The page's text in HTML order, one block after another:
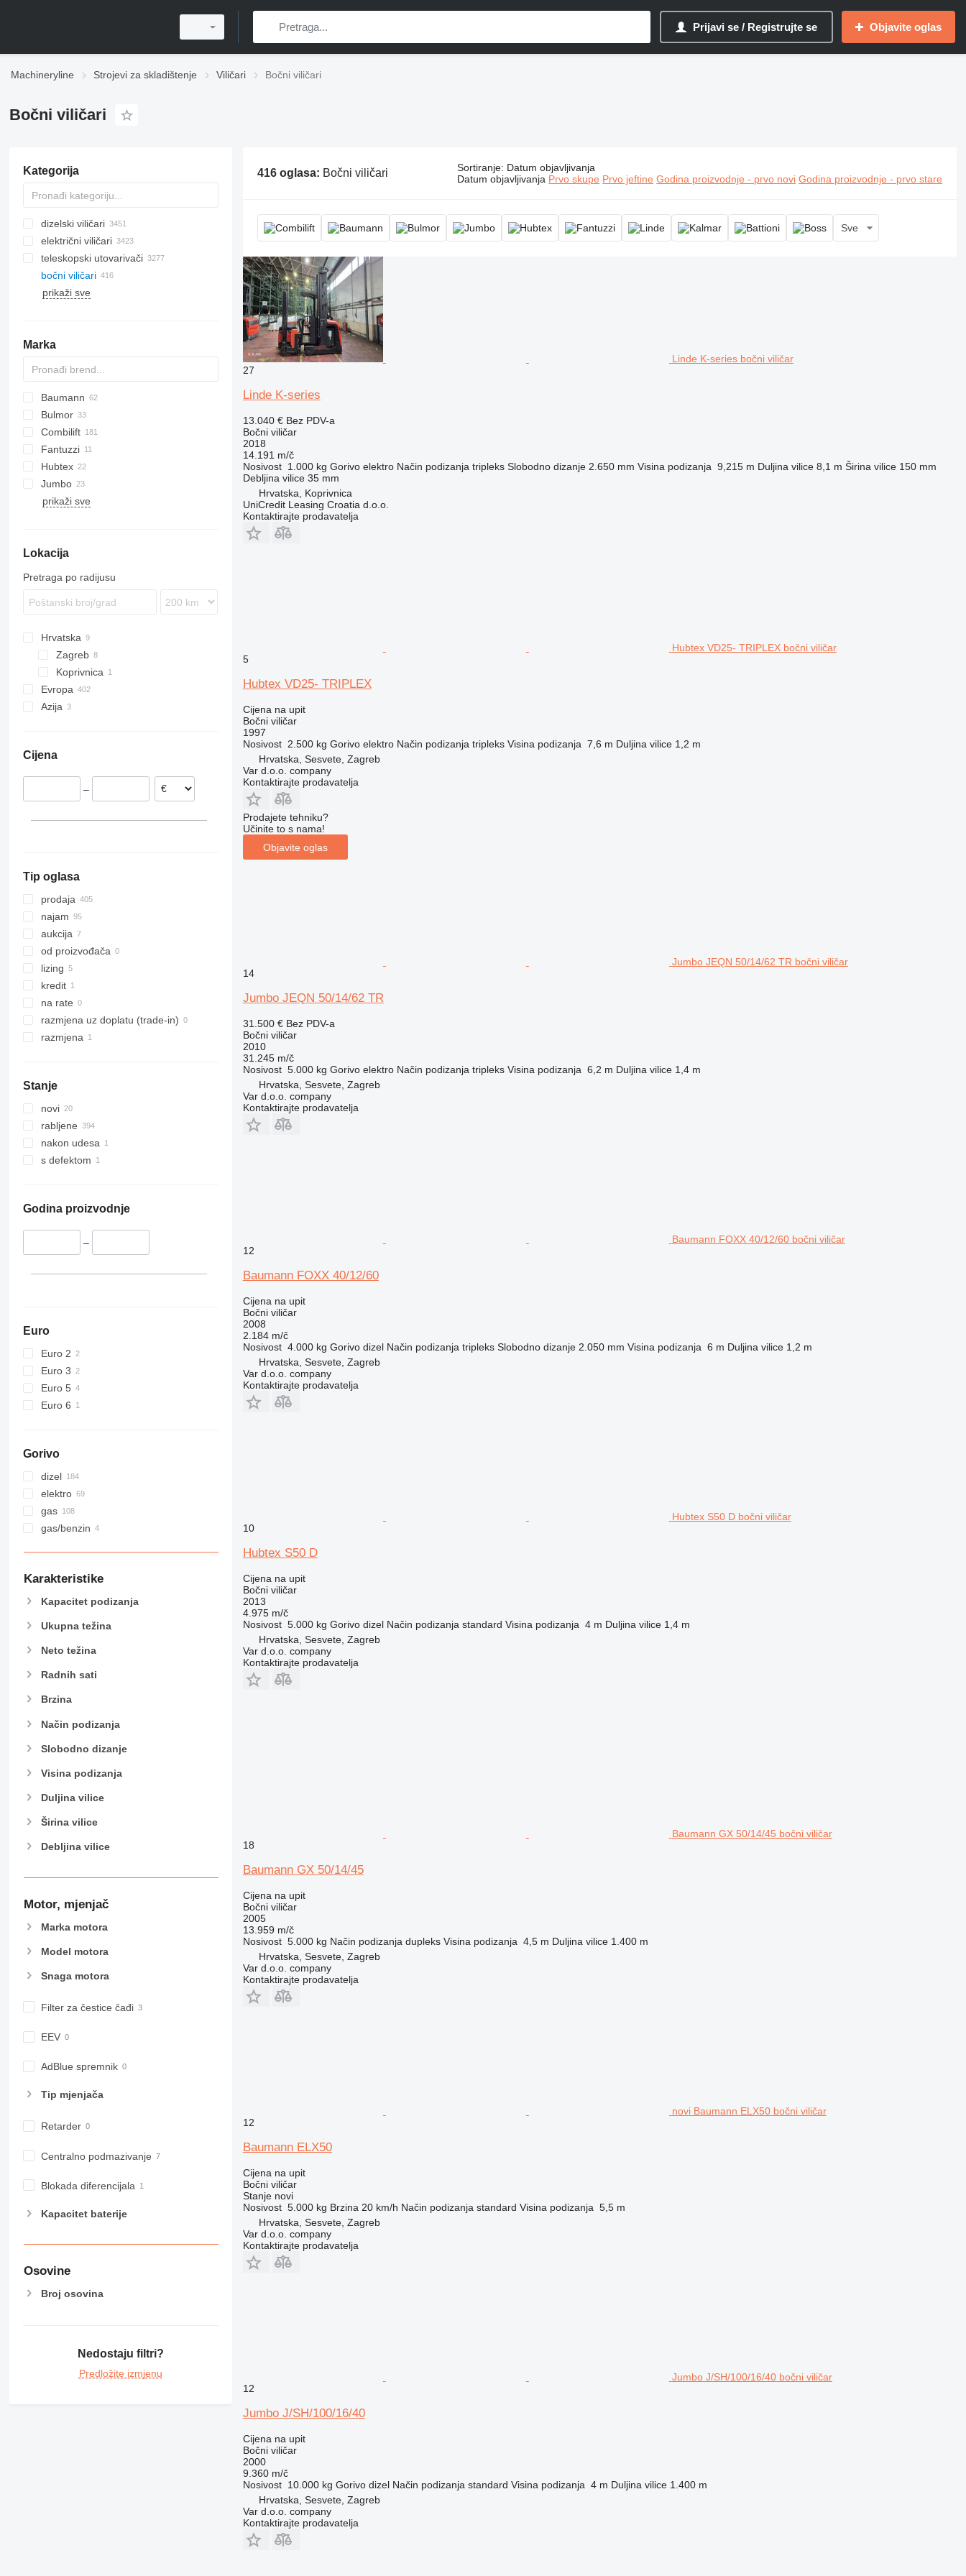
Prijavi se / Registrujte se Objavite oglas
Machineryline Strojevi za skladištenje Viličari Bočni viličari
Bočni viličari
Kategorija
dizelski viličari
električni viličari
teleskopski utovarivači
bočni viličari
prikaži sve
Marka
FRE
HT
Baumann
AS
DFQ
DX
EMS
EVS
GS
Bulmor
Combilift
C-Series
Fantuzzi
SF
Hubtex
DQ
MQ
Jumbo
JDQ
DCG
BOSS
K-series
LG
Compact
prikaži sve
Lokacija
Pretraga po radijusu
Hrvatska
Zagreb
Koprivnica
Evropa
Italija
Rumunjska
Azija
Cijena
–
Tip oglasa
prodaja
najam
aukcija
od proizvođača
lizing
kredit
na rate
razmjena uz doplatu (trade-in)
razmjena
Stanje
novi
rabljene
nakon udesa
s defektom
Godina proizvodnje
–
Euro
Euro 2
Euro 3
Euro 5
Euro 6
Gorivo
dizel
elektro
gas
gas/benzin
Karakteristike
Kapacitet podizanja
Ukupna težina
Neto težina
Radnih sati
Brzina
Način podizanja
Slobodno dizanje
Visina podizanja
Duljina vilice
Širina vilice
Debljina vilice
Motor, mjenjač
Marka motora
Model motora
Snaga motora
Filter za čestice čađi
EEV
AdBlue spremnik
Tip mјenjača
Retarder
Centralno podmazivanje
Blokada diferencijala
Kapacitet baterije
Osovine
Broj osovina
Nedostaju filtri?
Predložite izmjenu
416 oglasa: Bočni viličari Sortiranje: Datum objavljivanja
Datum objavljivanja Prvo skupe Prvo jeftine Godina proizvodnje - prvo novi Godina proizvodnje - prvo stare
Sve
Linde K-series bočni viličar
27
Linde K-series
13.040 € Bez PDV-a
Bočni viličar
2018
14.191 m/č
Nosivost 1.000 kg Gorivo elektro Način podizanja tripleks Slobodno dizanje 2.650 mm Visina podizanja 9,215 m Duljina vilice 8,1 m Širina vilice 150 mm
Debljina vilice 35 mm
Hrvatska, Koprivnica
UniCredit Leasing Croatia d.o.o.
Kontaktirajte prodavatelja
Hubtex VD25- TRIPLEX bočni viličar
5
Hubtex VD25- TRIPLEX
Cijena na upit
Bočni viličar
1997
Nosivost 2.500 kg Gorivo elektro Način podizanja tripleks Visina podizanja 7,6 m Duljina vilice 1,2 m
Hrvatska, Sesvete, Zagreb
Var d.o.o. company
Kontaktirajte prodavatelja
Prodajete tehniku?
Učinite to s nama!
Objavite oglas
Jumbo JEQN 50/14/62 TR bočni viličar
14
Jumbo JEQN 50/14/62 TR
31.500 € Bez PDV-a
Bočni viličar
2010
31.245 m/č
Nosivost 5.000 kg Gorivo elektro Način podizanja tripleks Visina podizanja 6,2 m Duljina vilice 1,4 m
Hrvatska, Sesvete, Zagreb
Var d.o.o. company
Kontaktirajte prodavatelja
Baumann FOXX 40/12/60 bočni viličar
12
Baumann FOXX 40/12/60
Cijena na upit
Bočni viličar
2008
2.184 m/č
Nosivost 4.000 kg Gorivo dizel Način podizanja tripleks Slobodno dizanje 2.050 mm Visina podizanja 6 m Duljina vilice 1,2 m
Hrvatska, Sesvete, Zagreb
Var d.o.o. company
Kontaktirajte prodavatelja
Hubtex S50 D bočni viličar
10
Hubtex S50 D
Cijena na upit
Bočni viličar
2013
4.975 m/č
Nosivost 5.000 kg Gorivo dizel Način podizanja standard Visina podizanja 4 m Duljina vilice 1,4 m
Hrvatska, Sesvete, Zagreb
Var d.o.o. company
Kontaktirajte prodavatelja
Baumann GX 50/14/45 bočni viličar
18
Baumann GX 50/14/45
Cijena na upit
Bočni viličar
2005
13.959 m/č
Nosivost 5.000 kg Način podizanja dupleks Visina podizanja 4,5 m Duljina vilice 1.400 m
Hrvatska, Sesvete, Zagreb
Var d.o.o. company
Kontaktirajte prodavatelja
novi Baumann ELX50 bočni viličar
12
Baumann ELX50
Cijena na upit
Bočni viličar
Stanjenovi
Nosivost 5.000 kg Brzina 20 km/h Način podizanja standard Visina podizanja 5,5 m
Hrvatska, Sesvete, Zagreb
Var d.o.o. company
Kontaktirajte prodavatelja
Jumbo J/SH/100/16/40 bočni viličar
12
Jumbo J/SH/100/16/40
Cijena na upit
Bočni viličar
2000
9.360 m/č
Nosivost 10.000 kg Gorivo dizel Način podizanja standard Visina podizanja 4 m Duljina vilice 1.400 m
Hrvatska, Sesvete, Zagreb
Var d.o.o. company
Kontaktirajte prodavatelja